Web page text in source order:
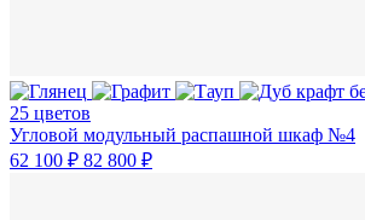
25 цветов
Угловой модульный распашной шкаф №4
62 100 ₽ 82 800 ₽